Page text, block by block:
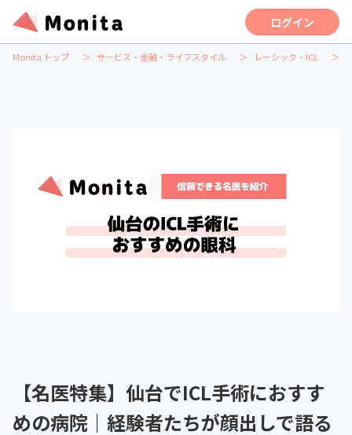
ログイン
Monita トップ サービス・金融・ライフスタイル レーシック・ICL
【名医特集】仙台でICL手術におすす
めの病院｜経験者たちが顔出しで語る